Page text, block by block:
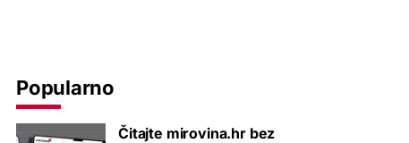
Popularno
Čitajte mirovina.hr bez